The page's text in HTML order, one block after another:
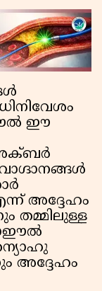
ഈ
അദ്ദേഹം
തമ്മിലുള്ള
അദ്ദേഹം